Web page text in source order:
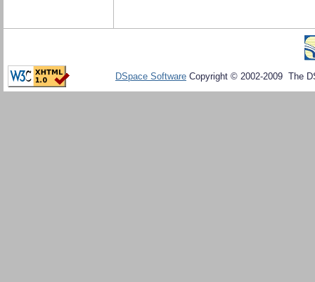
DSpace Software Copyright © 2002-2009 The